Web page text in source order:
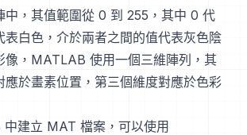
中，其值範圍從 0 到 255，其中 0 代
表白色，介於兩者之間的值代表灰色陰
像，MATLAB 使用一個三維陣列，其
應於畫素位置，第三個維度對應於色彩
建立 MAT 檔案，可以使用